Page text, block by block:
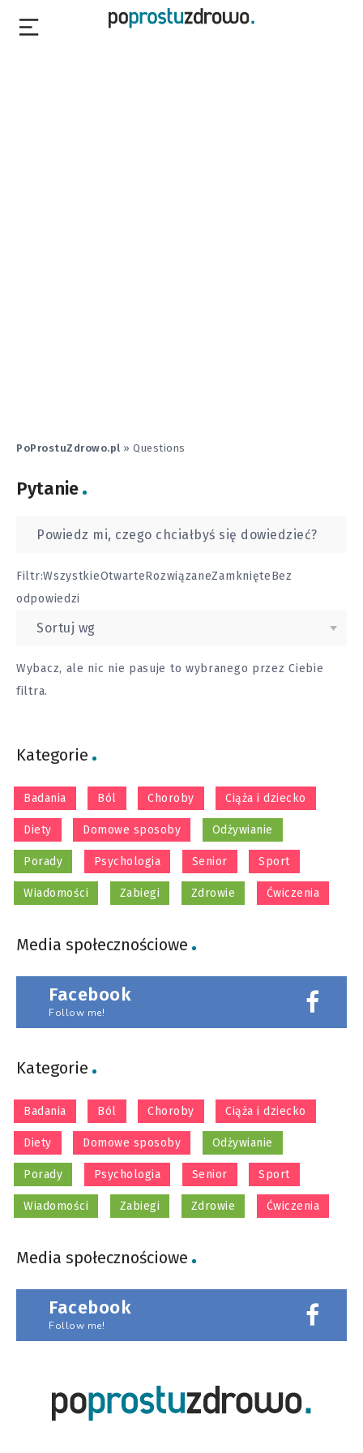
PoProstuZdrowo.pl » Questions
Pytanie
Filtr:WszystkieOtwarteRozwiązaneZamknięteBez
odpowiedzi
Wybacz, ale nic nie pasuje to wybranego przez Ciebie
filtra.
Kategorie
Badania Ból Choroby Ciąża i dziecko
Diety Domowe sposoby Odżywianie
Porady Psychologia Senior Sport
Wiadomości Zabiegi Zdrowie Ćwiczenia
Media społecznościowe
Facebook
Follow me!
Kategorie
Badania Ból Choroby Ciąża i dziecko
Diety Domowe sposoby Odżywianie
Porady Psychologia Senior Sport
Wiadomości Zabiegi Zdrowie Ćwiczenia
Media społecznościowe
Facebook
Follow me!